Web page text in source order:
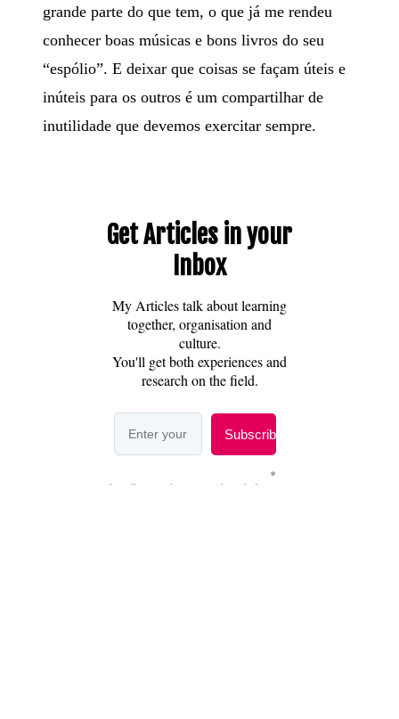
grande parte do que tem, o que já me rendeu
conhecer boas músicas e bons livros do seu
“espólio”. E deixar que coisas se façam úteis e
inúteis para os outros é um compartilhar de
inutilidade que devemos exercitar sempre.